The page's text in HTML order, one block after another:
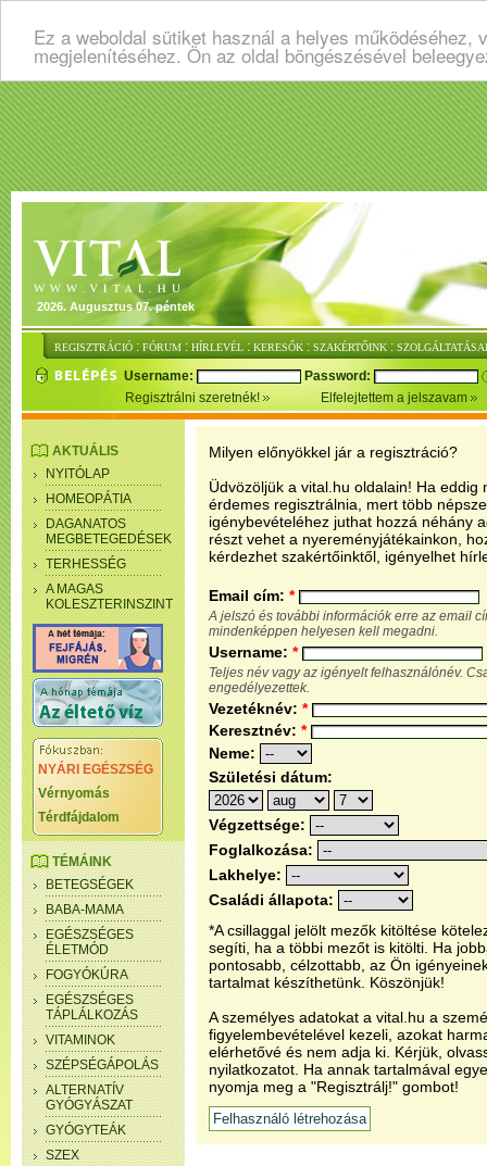
Ez a weboldal sütiket használ a helyes
megjelenítéséhez. Ön az oldal böngészésével
2026. Augusztus 07. péntek
REGISZTRÁCIÓ : FÓRUM : HÍRLEVÉL : KERESŐK : SZAKÉRTŐINK :
Username:
Password:
Regisztrálni szeretnék!
Elfelejtettem a jelszavam
AKTUÁLIS
NYITÓLAP
HOMEOPÁTIA
DAGANATOS
MEGBETEGEDÉSEK
TERHESSÉG
A MAGAS
KOLESZTERINSZINT
NYÁRI EGÉSZSÉG
Vérnyomás
Térdfájdalom
TÉMÁINK
BETEGSÉGEK
BABA-MAMA
EGÉSZSÉGES
ÉLETMÓD
FOGYÓKÚRA
EGÉSZSÉGES
TÁPLÁLKOZÁS
VITAMINOK
SZÉPSÉGÁPOLÁS
ALTERNATÍV
GYÓGYÁSZAT
GYÓGYTEÁK
SZEX
Milyen előnyökkel jár a regisztráció?
Üdvözöljük a vital.hu oldalain! Ha eddig
érdemes regisztrálnia, mert több
igénybevételéhez juthat hozzá néhány
részt vehet a nyereményjátékainkon,
kérdezhet szakértőinktől, igényelhet
Email cím: *
A jelszó és további információk erre az email
mindenképpen helyesen kell megadni.
Username: *
Teljes név vagy az igényelt felhasználónév.
engedélyezettek.
Vezetéknév: *
Keresztnév: *
Neme:
Születési dátum:
Végzettsége:
Foglalkozása:
Lakhelye:
Családi állapota:
*A csillaggal jelölt mezők kitöltése
segíti, ha a többi mezőt is kitölti. Ha
pontosabb, célzottabb, az Ön
tartalmat készíthetünk. Köszönjük!
A személyes adatokat a vital.hu a
figyelembevételével kezeli, azokat
elérhetővé és nem adja ki. Kérjük,
nyilatkozatot. Ha annak tartalmával
nyomja meg a "Regisztrálj!" gombot!